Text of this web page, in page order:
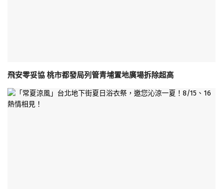
飛安零妥協 桃市都發局列管青埔置地廣場拆除超高